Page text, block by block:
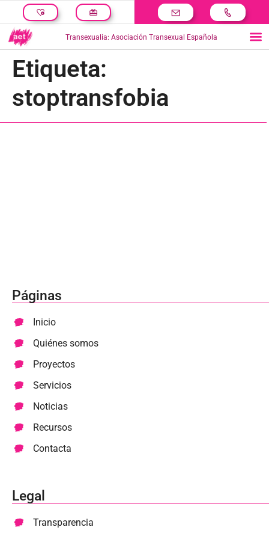
Transexualia: Asociación Transexual Española
Etiqueta:
stoptransfobia
Páginas
Inicio
Quiénes somos
Proyectos
Servicios
Noticias
Recursos
Contacta
Legal
Transparencia